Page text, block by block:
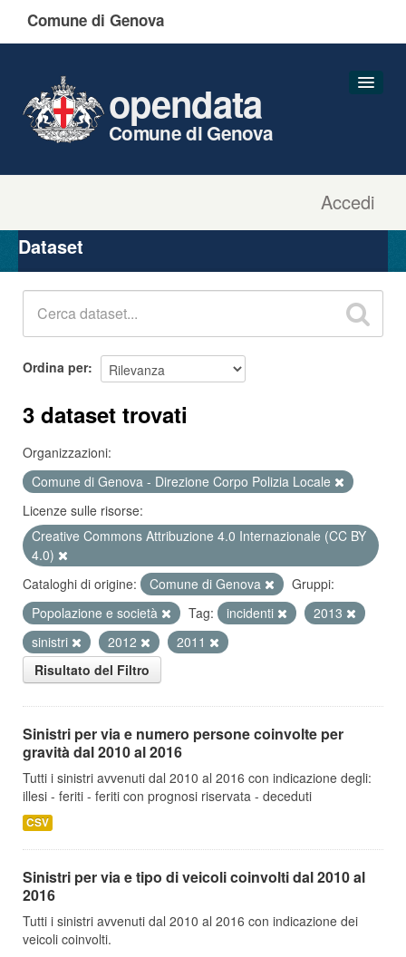
Comune di Genova
Accedi
opendata
Comune di Genova
Organizzazioni
Gruppi
Dataset
Ordina per
3 dataset trovati
Organizzazioni:
Comune di Genova - Direzione Corpo Polizia Locale
Licenze sulle risorse:
Creative Commons Attribuzione 4.0 Internazionale (CC BY
4.0)
Cataloghi di origine:
Comune di Genova
Gruppi:
Popolazione e società
Tag: incidenti
2013
sinistri
2012
2011
Risultato del Filtro
Sinistri per via e numero persone coinvolte per
gravità dal 2010 al 2016
Tutti i sinistri avvenuti dal 2010 al 2016 con indicazione degli:
illesi - feriti - feriti con prognosi riservata - deceduti
CSV
Sinistri per via e tipo di veicoli coinvolti dal 2010 al
2016
Tutti i sinistri avvenuti dal 2010 al 2016 con indicazione dei
veicoli coinvolti.